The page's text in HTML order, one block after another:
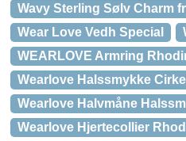
Wavy Sterling Sølv Charm
Wear Love Vedh Special
WEARLOVE Armring
Wearlove Halssmykke Cirkel
Wearlove Halvmåne
Wearlove Hjertecollier Rhod